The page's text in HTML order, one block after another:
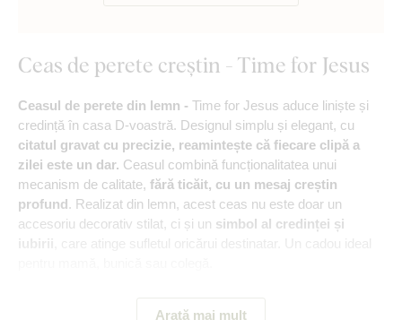
Ceas de perete creștin - Time for Jesus
Ceasul de perete din lemn - Time for Jesus aduce liniște și
credință în casa D-voastră. Designul simplu și elegant, cu
citatul gravat cu precizie, reamintește că fiecare clipă a
zilei este un dar. Ceasul combină funcționalitatea unui
mecanism de calitate, fără ticăit, cu un mesaj creștin
profund. Realizat din lemn, acest ceas nu este doar un
accesoriu decorativ stilat, ci și un simbol al credinței și
iubirii , care atinge sufletul oricărui destinatar. Un cadou ideal
Arată mai mult